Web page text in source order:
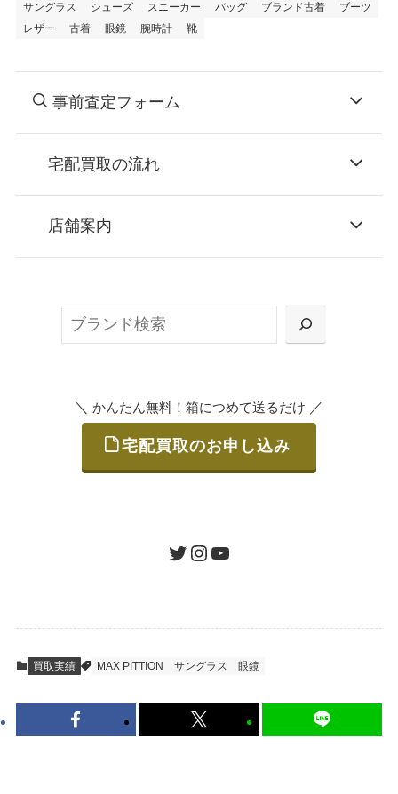
サングラス
シューズ スニーカー バッグ ブランド古着
ブーツ
レザー
古着 眼鏡 腕時計 靴
事前査定フォーム
宅配買取の流れ
お申込み
または梱包材不要の「集荷申込」からお選び
ご発送
査定結果のご承認 / 入金
到着即日に査定いたします。買取金額にご納
得いただければ、最短即日の入金が可能で
店舗案内
＼ かんたん無料！箱につめて送るだけ ／
宅配買取のお申し込み
ツイッターインスタグラムユーチューブ
買取実績 MAX PITTION サングラス 眼鏡